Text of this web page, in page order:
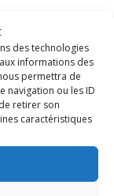
des technologies
informations des
permettra de
navigation ou les ID
retirer son
caractéristiques